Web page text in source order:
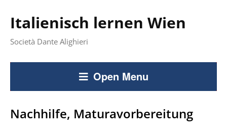
Italienisch lernen Wien
Società Dante Alighieri
Open Menu
Nachhilfe, Maturavorbereitung